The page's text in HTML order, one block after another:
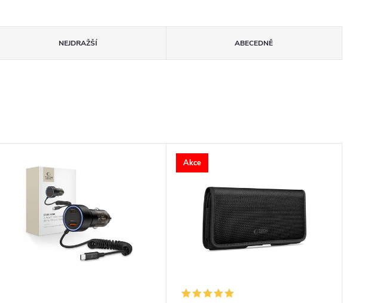
NEJDRAŽŠÍ ABECEDNĚ
Akce